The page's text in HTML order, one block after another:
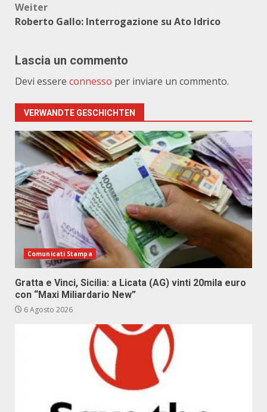
Weiter
Roberto Gallo: Interrogazione su Ato Idrico
Lascia un commento
Devi essere connesso per inviare un commento.
VERWANDTE GESCHICHTEN
Comunicati Stampa
Gratta e Vinci, Sicilia: a Licata (AG) vinti 20mila euro
con “Maxi Miliardario New”
6 Agosto 2026